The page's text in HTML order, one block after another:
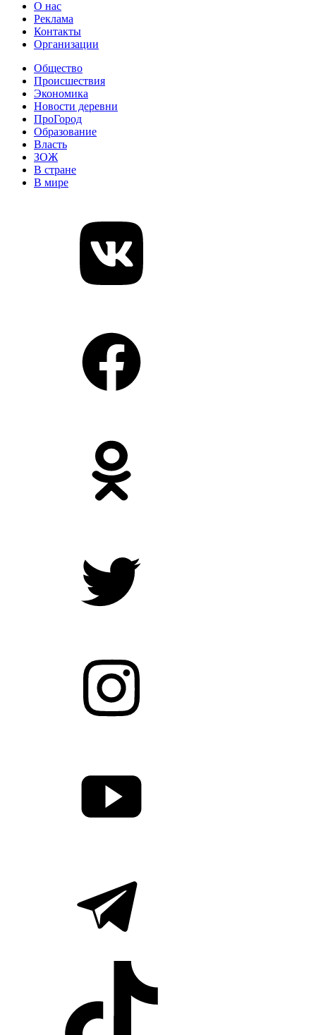
О нас
Реклама
Контакты
Организации
Общество
Происшествия
Экономика
Новости деревни
ПроГород
Образование
Власть
ЗОЖ
В стране
В мире